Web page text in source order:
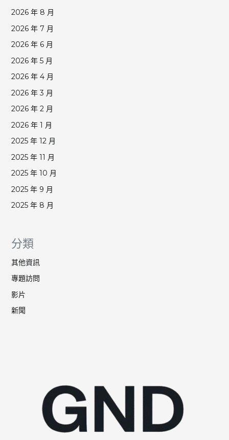
2026 年 8 月
2026 年 7 月
2026 年 6 月
2026 年 5 月
2026 年 4 月
2026 年 3 月
2026 年 2 月
2026 年 1 月
2025 年 12 月
2025 年 11 月
2025 年 10 月
2025 年 9 月
2025 年 8 月
分類
其他資訊
專題訪問
影片
新聞